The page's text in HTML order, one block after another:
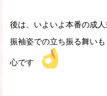
後は、いよいよ本番の成
振袖姿での立ち振る舞い
心です